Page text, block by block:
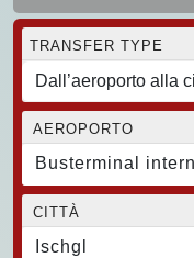
TRANSFER TYPE
AEROPORTO
Busterminal
CITTÀ
Ischgl